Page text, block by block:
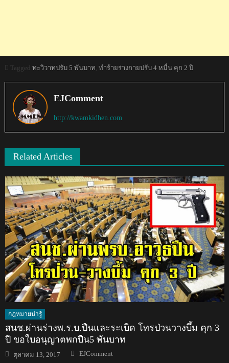
Tagged ทะวิวาทปรับ 5 พันบาท ทำร้ายร่างกายปรับ 4 หมื่น คุก 2 ปี
EJComment
http://kwamkidhen.com
Related Articles
กฎหมายน่ารู้
สนช.ผ่านร่างพ.ร.บ.ปืนและระเบิด โทรป่วนวางบึ้ม คุก 3
ปี ขอใบอนุญาตพกปืน5 พันบาท
Posted
on
ตุลาคม 13, 2017 Author
EJComment